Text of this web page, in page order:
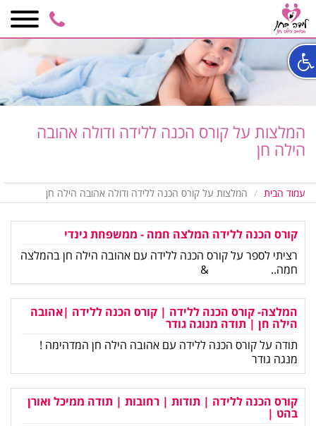
050-
6848590
המלצות על קורס הכנה ללידה ודולה אהובה
הילה חן
עמוד הבית המלצות על קורס הכנה ללידה ודולה אהובה הילה חן
קורס הכנה ללידה המלצה חמה - ממשפחת גינדי
רציתי לספר על קורס הכנה ללידה עם אהובה הילה חן בהמלצה
חמה.. &
המלצה- קורס הכנה ללידה | קורס הכנה ללידה |אהובה
הילה חן | תודה מנוגה גודר
תודה על קורס הכנה ללידה עם אהובה הילה חן המדהימה !
מנגה גודר
קורס הכנה ללידה | תודות | רחובות | תודה ממיכל ואורן
בהט |